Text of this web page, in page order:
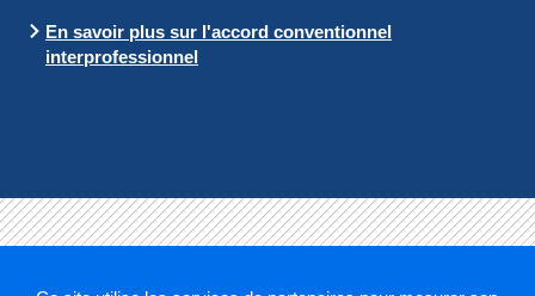
En savoir plus sur l'accord conventionnel
interprofessionnel